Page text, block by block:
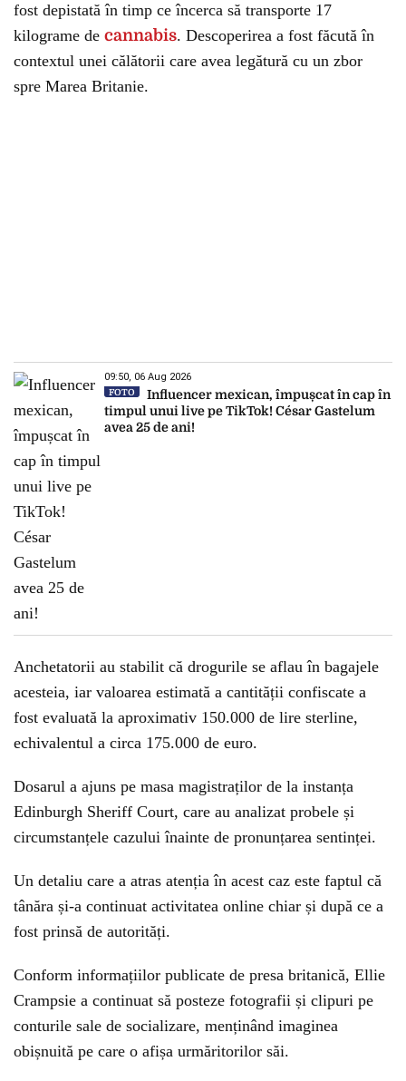
fost depistată în timp ce încerca să transporte 17
kilograme de cannabis. Descoperirea a fost făcută în
contextul unei călătorii care avea legătură cu un zbor
spre Marea Britanie.
09:50, 06 Aug 2026
FOTO
Influencer mexican, împușcat în cap în
timpul unui live pe TikTok! César Gastelum
avea 25 de ani!
Anchetatorii au stabilit că drogurile se aflau în bagajele
acesteia, iar valoarea estimată a cantității confiscate a
fost evaluată la aproximativ 150.000 de lire sterline,
echivalentul a circa 175.000 de euro.
Dosarul a ajuns pe masa magistraților de la instanța
Edinburgh Sheriff Court, care au analizat probele și
circumstanțele cazului înainte de pronunțarea sentinței.
Un detaliu care a atras atenția în acest caz este faptul că
tânăra și-a continuat activitatea online chiar și după ce a
fost prinsă de autorități.
Conform informațiilor publicate de presa britanică, Ellie
Crampsie a continuat să posteze fotografii și clipuri pe
conturile sale de socializare, menținând imaginea
obișnuită pe care o afișa urmăritorilor săi.